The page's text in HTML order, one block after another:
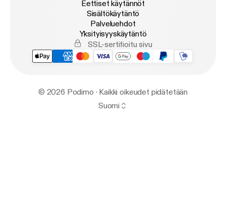
Eettiset käytännöt
Sisältökäytäntö
Palveluehdot
Yksityisyyskäytäntö
SSL-sertifioitu sivu
© 2026 Podimo · Kaikki oikeudet pidätetään
Suomi